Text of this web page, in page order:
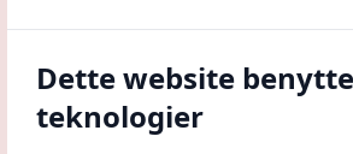
Dette website
teknologier